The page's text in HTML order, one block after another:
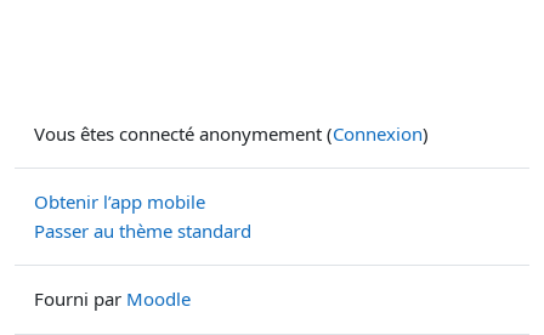
Vous êtes connecté anonymement (Connexion)
Obtenir l’app mobile
Passer au thème standard
Fourni par Moodle